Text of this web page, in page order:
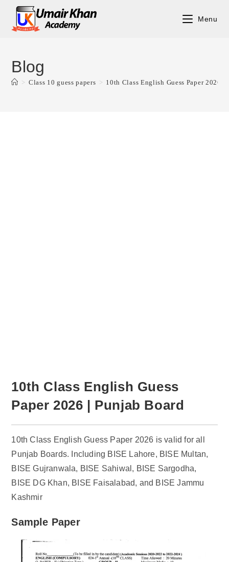
content
Menu
Blog
> Class 10 guess papers > 10th Class English Guess Paper 2026 |
10th Class English Guess
Paper 2026 | Punjab Board
10th Class English Guess Paper 2026 is valid for all
Punjab Boards. Including BISE Lahore, BISE Multan,
BISE Gujranwala, BISE Sahiwal, BISE Sargodha,
BISE DG Khan, BISE Faisalabad, and BISE Jammu
Kashmir
Sample Paper